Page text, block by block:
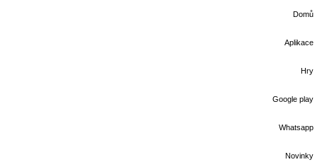
Domů
Aplikace
Hry
Google play
Whatsapp
Novinky